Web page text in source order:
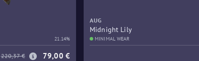
21.14%
220,37 € 79,00 €
AUG
Midnight Lily
MINIMAL WEAR